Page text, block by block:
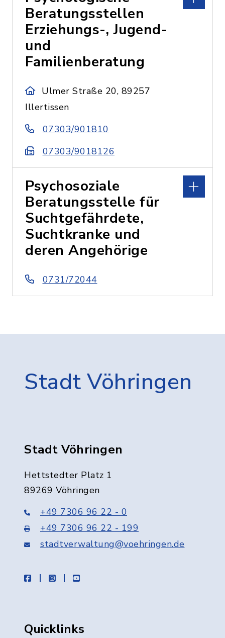
Beratungsstellen
Erziehungs-, Jugend-
und
Familienberatung
Ulmer Straße 20, 89257
Illertissen
07303/901810
07303/9018126
Psychosoziale
Beratungsstelle für
Suchtgefährdete,
Suchtkranke und
deren Angehörige
0731/72044
Stadt Vöhringen
Stadt Vöhringen
Hettstedter Platz 1
89269 Vöhringen
+49 7306 96 22 - 0
+49 7306 96 22 - 199
stadtverwaltung@voehringen.de
facebookinstagramyoutube
Quicklinks